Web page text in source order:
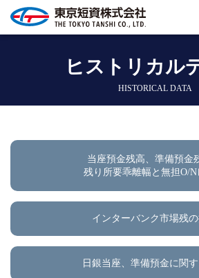
ヒストリカル
HISTORICAL DATA
当座預金残高、準備預金
残り所要乖離幅と無担O/N
インターバンク市場残
日銀当座、準備預金に関